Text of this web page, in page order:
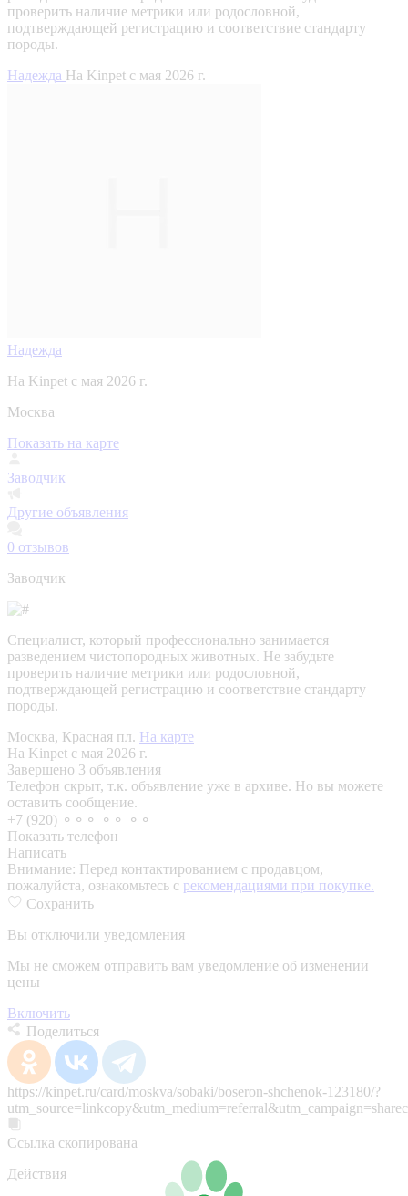
проверить наличие метрики или родословной,
подтверждающей регистрацию и соответствие стандарту
породы.
Надежда На Kinpet c мая 2026 г.
Надежда
На Kinpet c мая 2026 г.
Москва
Показать на карте
Заводчик
Другие объявления
0 отзывов
Заводчик
Специалист, который профессионально занимается
разведением чистопородных животных. Не забудьте
проверить наличие метрики или родословной,
подтверждающей регистрацию и соответствие стандарту
породы.
Москва, Красная пл. На карте
На Kinpet c мая 2026 г.
Завершено 3 объявления
Телефон скрыт, т.к. объявление уже в архиве. Но вы можете
оставить сообщение.
+7 (920) ⚬⚬⚬ ⚬⚬ ⚬⚬
Показать телефон
Написать
Внимание: Перед контактированием с продавцом,
пожалуйста, ознакомьтесь с рекомендациями при покупке.
Сохранить
Вы отключили уведомления
Мы не сможем отправить вам уведомление об изменении
цены
Включить
Поделиться
https://kinpet.ru/card/moskva/sobaki/boseron-shchenok-123180/?
Ссылка скопирована
Действия